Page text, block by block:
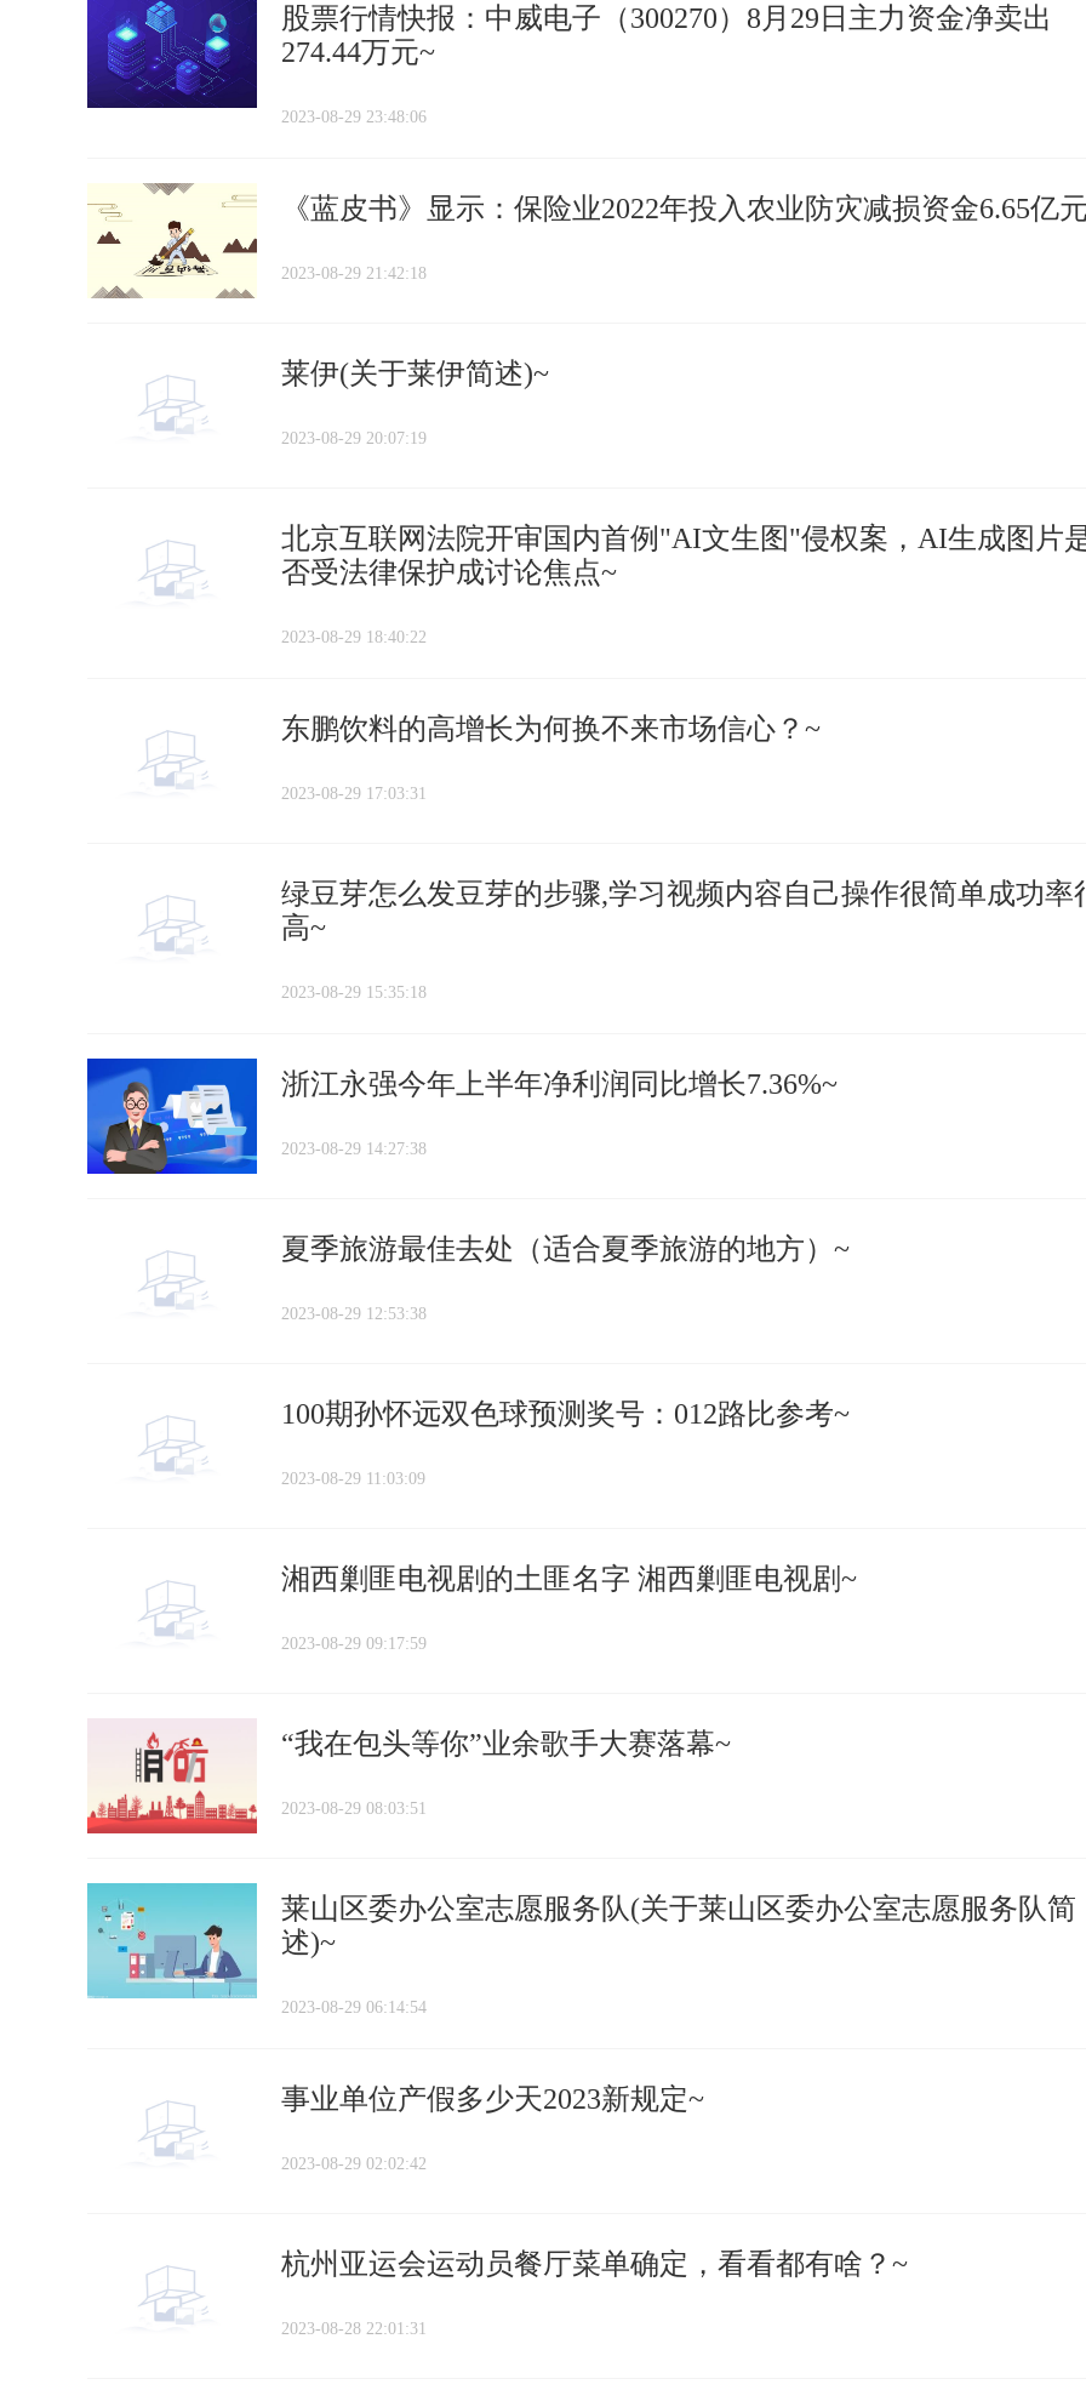
股票行情快报：中威电子（300270）8月29日主力资金净卖出
274.44万元~
2023-08-29 23:48:06
《蓝皮书》显示：保险业2022年投入农业防灾减损资金6.65亿
2023-08-29 21:42:18
莱伊(关于莱伊简述)~
2023-08-29 20:07:19
北京互联网法院开审国内首例"AI文生图"侵权案，AI生成图片
否受法律保护成讨论焦点~
2023-08-29 18:40:22
东鹏饮料的高增长为何换不来市场信心？~
2023-08-29 17:03:31
绿豆芽怎么发豆芽的步骤,学习视频内容自己操作很简单成功率
高~
2023-08-29 15:35:18
浙江永强今年上半年净利润同比增长7.36%~
2023-08-29 14:27:38
夏季旅游最佳去处（适合夏季旅游的地方）~
2023-08-29 12:53:38
100期孙怀远双色球预测奖号：012路比参考~
2023-08-29 11:03:09
湘西剿匪电视剧的土匪名字 湘西剿匪电视剧~
2023-08-29 09:17:59
“我在包头等你”业余歌手大赛落幕~
2023-08-29 08:03:51
莱山区委办公室志愿服务队(关于莱山区委办公室志愿服务队简
述)~
2023-08-29 06:14:54
事业单位产假多少天2023新规定~
2023-08-29 02:02:42
杭州亚运会运动员餐厅菜单确定，看看都有啥？~
2023-08-28 22:01:31